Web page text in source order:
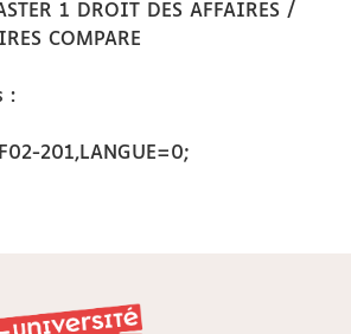
1 DROIT DES AFFAIRES /
COMPARE
:
201,LANGUE=0;